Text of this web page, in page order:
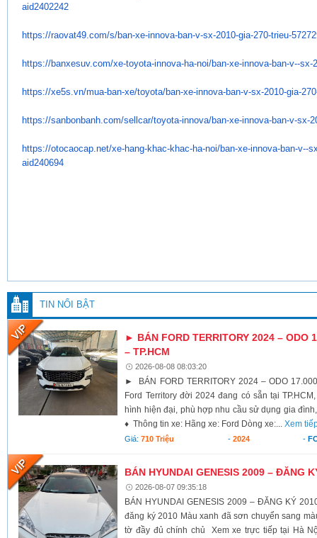
aid2402242
https://raovat49.com/s/ban-xe-innova-ban-v-sx-2010-gia-270-trieu-
https://banxesuv.com/xe-toyota-innova-ha-noi/ban-xe-innova-ban-v--sx-
https://xe5s.vn/mua-ban-xe/toyota/ban-xe-innova-ban-v-sx-2010-gia-
https://sanbonbanh.com/sellcar/toyota-innova/ban-xe-innova-ban-v-sx-
https://otocaocap.net/xe-hang-khac-khac-ha-noi/ban-xe-innova-ban-v--
aid240694
TIN NỔI BẬT
► BÁN FORD TERRITORY 2024 – ODO
– TP.HCM
2026-08-08 08:03:20
► BÁN FORD TERRITORY 2024 – ODO
Ford Territory đời 2024 đang có sẵn tại
hình hiện đại, phù hợp nhu cầu sử dụng gia
♦ Thông tin xe: Hãng xe: Ford Dòng xe:...Xem
Giá:710 Triệu - 2024 -
BÁN HYUNDAI GENESIS 2009 – ĐĂNG
2026-08-07 09:35:18
BÁN HYUNDAI GENESIS 2009 – ĐĂNG KÝ
đăng ký 2010 Màu xanh đã sơn chuyển sang
tờ đầy đủ chính chủ Xem xe trực tiếp tại Hà